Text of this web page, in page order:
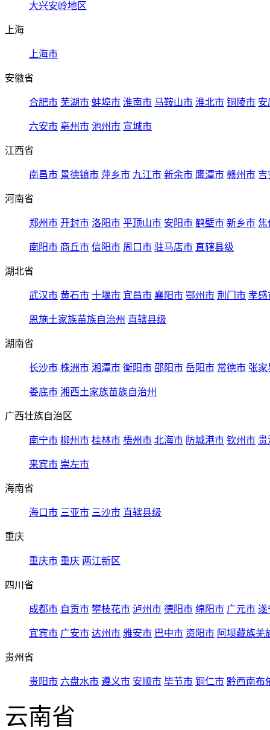
大兴安岭地区
上海
上海市
安徽省
合肥市 芜湖市 蚌埠市 淮南市 马鞍山市 淮北市 铜陵市 安
六安市 亳州市 池州市 宣城市
江西省
南昌市 景德镇市 萍乡市 九江市 新余市 鹰潭市 赣州市 吉
河南省
郑州市 开封市 洛阳市 平顶山市 安阳市 鹤壁市 新乡市 焦
南阳市 商丘市 信阳市 周口市 驻马店市 直辖县级
湖北省
武汉市 黄石市 十堰市 宜昌市 襄阳市 鄂州市 荆门市 孝感
恩施土家族苗族自治州 直辖县级
湖南省
长沙市 株洲市 湘潭市 衡阳市 邵阳市 岳阳市 常德市 张家
娄底市 湘西土家族苗族自治州
广西壮族自治区
南宁市 柳州市 桂林市 梧州市 北海市 防城港市 钦州市 贵
来宾市 崇左市
海南省
海口市 三亚市 三沙市 直辖县级
重庆
重庆市 重庆 两江新区
四川省
成都市 自贡市 攀枝花市 泸州市 德阳市 绵阳市 广元市 遂
宜宾市 广安市 达州市 雅安市 巴中市 资阳市 阿坝藏族羌
贵州省
贵阳市 六盘水市 遵义市 安顺市 毕节市 铜仁市 黔西南布
云南省